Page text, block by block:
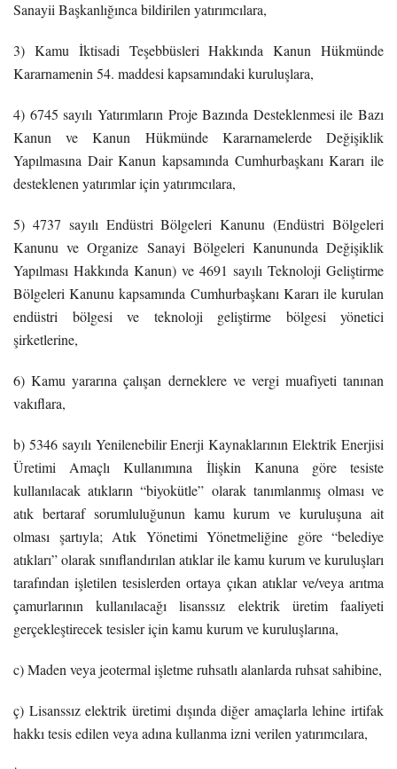
Sanayii Başkanlığınca bildirilen yatırımcılara,
3) Kamu İktisadi Teşebbüsleri Hakkında Kanun Hükmünde
Kararnamenin 54. maddesi kapsamındaki kuruluşlara,
4) 6745 sayılı Yatırımların Proje Bazında Desteklenmesi ile Bazı
Kanun ve Kanun Hükmünde Kararnamelerde Değişiklik
Yapılmasına Dair Kanun kapsamında Cumhurbaşkanı Kararı ile
desteklenen yatırımlar için yatırımcılara,
5) 4737 sayılı Endüstri Bölgeleri Kanunu (Endüstri Bölgeleri
Kanunu ve Organize Sanayi Bölgeleri Kanununda Değişiklik
Yapılması Hakkında Kanun) ve 4691 sayılı Teknoloji Geliştirme
Bölgeleri Kanunu kapsamında Cumhurbaşkanı Kararı ile kurulan
endüstri bölgesi ve teknoloji geliştirme bölgesi yönetici
şirketlerine,
6) Kamu yararına çalışan derneklere ve vergi muafiyeti tanınan
vakıflara,
b) 5346 sayılı Yenilenebilir Enerji Kaynaklarının Elektrik Enerjisi
Üretimi Amaçlı Kullanımına İlişkin Kanuna göre tesiste
kullanılacak atıkların “biyokütle” olarak tanımlanmış olması ve
atık bertaraf sorumluluğunun kamu kurum ve kuruluşuna ait
olması şartıyla; Atık Yönetimi Yönetmeliğine göre “belediye
atıkları” olarak sınıflandırılan atıklar ile kamu kurum ve kuruluşları
tarafından işletilen tesislerden ortaya çıkan atıklar ve/veya arıtma
çamurlarının kullanılacağı lisanssız elektrik üretim faaliyeti
gerçekleştirecek tesisler için kamu kurum ve kuruluşlarına,
c) Maden veya jeotermal işletme ruhsatlı alanlarda ruhsat sahibine,
ç) Lisanssız elektrik üretimi dışında diğer amaçlarla lehine irtifak
hakkı tesis edilen veya adına kullanma izni verilen yatırımcılara,